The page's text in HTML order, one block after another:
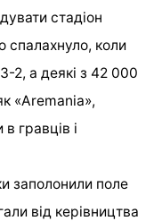
стадіон
спалахнуло, коли
2, а деякі з 42 000
«Aremania»,
гравців і
заполонили поле
від керівництва